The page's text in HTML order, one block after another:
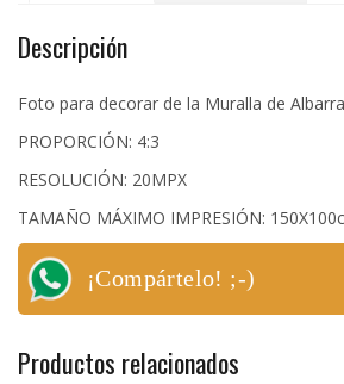
Descripción
Foto para decorar de la Muralla de
PROPORCIÓN: 4:3
RESOLUCIÓN: 20MPX
TAMAÑO MÁXIMO IMPRESIÓN:
¡Compártelo! ;-)
Productos relacionados